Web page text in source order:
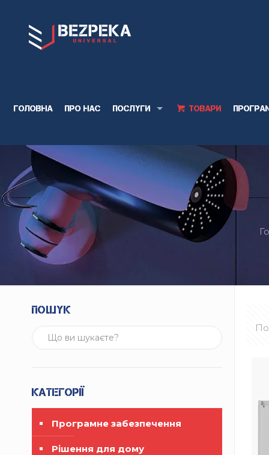
Головна Про нас Послуги Товари
Пошук
Категорії
Програмне забезпечення
Рішення для дому